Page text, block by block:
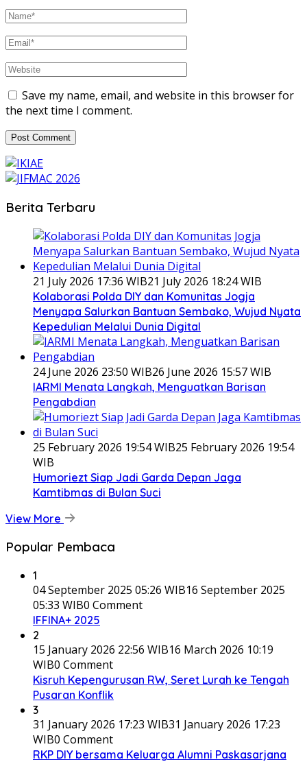
Save my name, email, and website in this browser for
the next time I comment.
Berita Terbaru
21 July 2026 17:36 WIB21 July 2026 18:24 WIB
Kolaborasi Polda DIY dan Komunitas Jogja
Menyapa Salurkan Bantuan Sembako, Wujud Nyata
Kepedulian Melalui Dunia Digital
24 June 2026 23:50 WIB26 June 2026 15:57 WIB
IARMI Menata Langkah, Menguatkan Barisan
Pengabdian
25 February 2026 19:54 WIB25 February 2026 19:54
WIB
Humoriezt Siap Jadi Garda Depan Jaga
Kamtibmas di Bulan Suci
View More
Popular Pembaca
1
04 September 2025 05:26 WIB16 September 2025
05:33 WIB0 Comment
IFFINA+ 2025
2
15 January 2026 22:56 WIB16 March 2026 10:19
WIB0 Comment
Kisruh Kepengurusan RW, Seret Lurah ke Tengah
Pusaran Konflik
3
31 January 2026 17:23 WIB31 January 2026 17:23
WIB0 Comment
RKP DIY bersama Keluarga Alumni Paskasarjana